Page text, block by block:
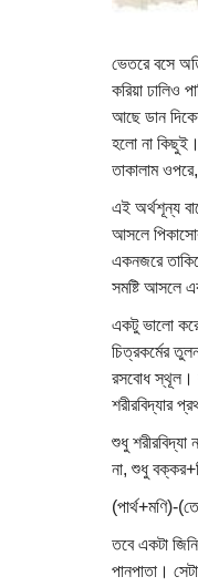
ভেতরে বসে
করিয়া ঢালিও
আছে ডান
হলো না
তাকালাম
এই অর্থশূন্য
আসলে
একনজরে
সমষ্টি আসলে
একটু ভালো করে
চিত্রকর্মের
রসবোধ স্থূল।
শরীরবিদ্যার
শুধু শরীরবিদ্যা
না, শুধু
(পার্থ+মণি)-
তবে একটা
পানপাতা।